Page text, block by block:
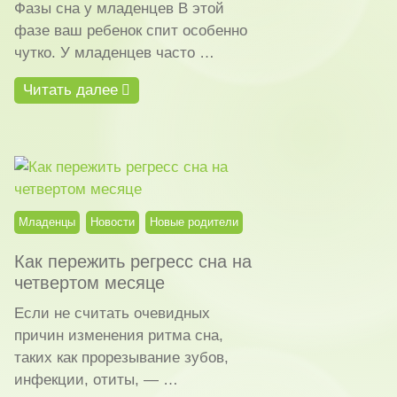
Фазы сна у младенцев В этой
фазе ваш ребенок спит особенно
чутко. У младенцев часто …
Читать далее
Младенцы Новости Новые родители
Как пережить регресс сна на
четвертом месяце
Если не считать очевидных
причин изменения ритма сна,
таких как прорезывание зубов,
инфекции, отиты, — …